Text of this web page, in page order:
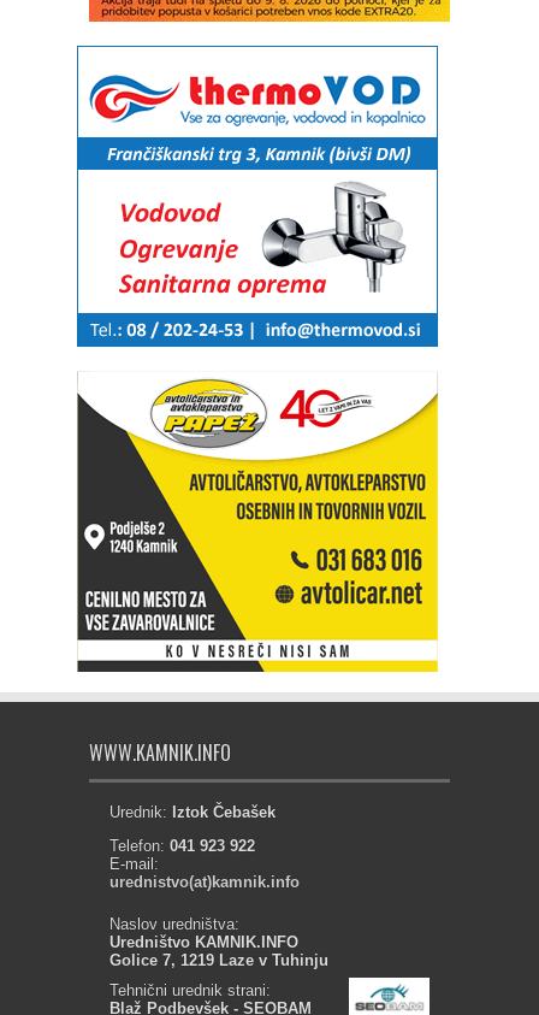
WWW.KAMNIK.INFO
Urednik: Iztok Čebašek
Telefon: 041 923 922
E-mail:
urednistvo(at)kamnik.info
Naslov uredništva:
Uredništvo KAMNIK.INFO
Golice 7, 1219 Laze v Tuhinju
Tehnični urednik strani:
Blaž Podbevšek - SEOBAM